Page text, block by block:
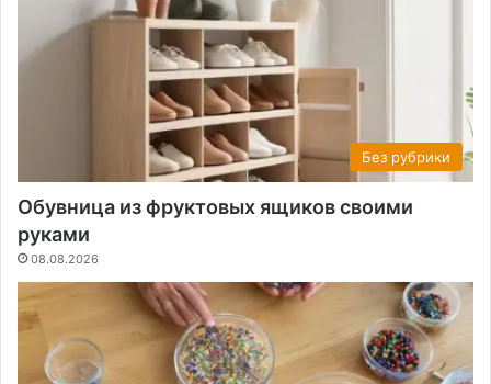
Без рубрики
Обувница из фруктовых ящиков своими
руками
08.08.2026